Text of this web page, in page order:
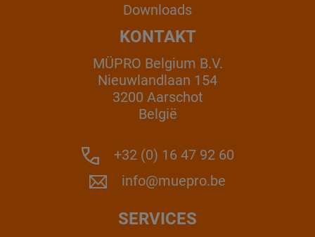
Downloads
KONTAKT
MÜPRO Belgium B.V.
Nieuwlandlaan 154
3200 Aarschot
België
+32 (0) 16 47 92 60
info@muepro.be
SERVICES